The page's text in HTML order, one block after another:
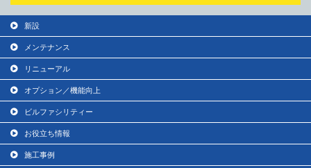
新設
メンテナンス
リニューアル
オプション／機能向上
ビルファシリティー
お役立ち情報
施工事例